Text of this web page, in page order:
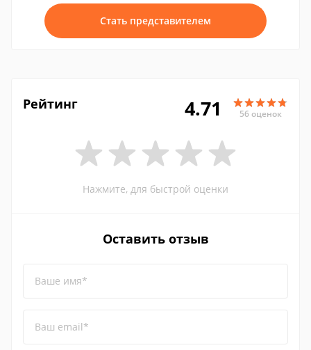
Стать представителем
Рейтинг 4.71 56 оценок
Нажмите, для быстрой оценки
Оставить отзыв
Ваше имя*
Ваш email*